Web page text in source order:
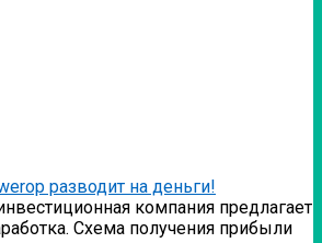
разводит на деньги!
компания предлагает
Схема получения прибыли